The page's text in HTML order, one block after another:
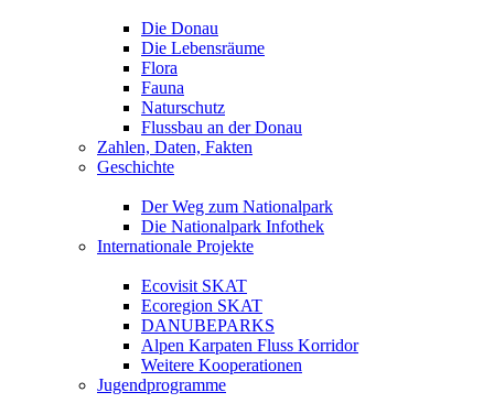
Die Donau
Die Lebensräume
Flora
Fauna
Naturschutz
Flussbau an der Donau
Zahlen, Daten, Fakten
Geschichte
Der Weg zum Nationalpark
Die Nationalpark Infothek
Internationale Projekte
Ecovisit SKAT
Ecoregion SKAT
DANUBEPARKS
Alpen Karpaten Fluss Korridor
Weitere Kooperationen
Jugendprogramme